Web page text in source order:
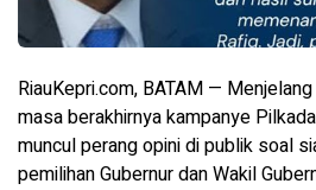
RiauKepri.com, BATAM —
masa berakhirnya kampanye
muncul perang opini di publik soal
pemilihan Gubernur dan Wakil